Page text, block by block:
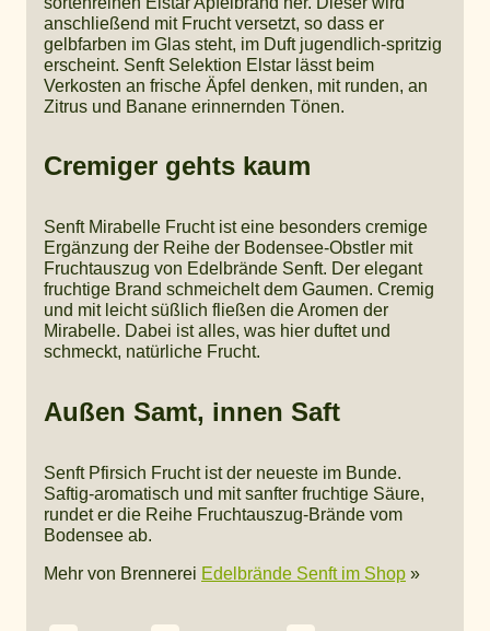
anschließend mit Frucht versetzt, so dass er
gelbfarben im Glas steht, im Duft jugendlich-spritzig
erscheint. Senft Selektion Elstar lässt beim
Verkosten an frische Äpfel denken, mit runden, an
Zitrus und Banane erinnernden Tönen.
Cremiger gehts kaum
Senft Mirabelle Frucht ist eine besonders cremige
Ergänzung der Reihe der Bodensee-Obstler mit
Fruchtauszug von Edelbrände Senft. Der elegant
fruchtige Brand schmeichelt dem Gaumen. Cremig
und mit leicht süßlich fließen die Aromen der
Mirabelle. Dabei ist alles, was hier duftet und
schmeckt, natürliche Frucht.
Außen Samt, innen Saft
Senft Pfirsich Frucht ist der neueste im Bunde.
Saftig-aromatisch und mit sanfter fruchtige Säure,
rundet er die Reihe Fruchtauszug-Brände vom
Bodensee ab.
Mehr von Brennerei Edelbrände Senft im Shop »